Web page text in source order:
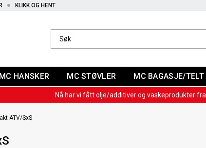
KLIKK OG HENT
MC HANSKER MC STØVLER MC BAGASJE/TELT
Nå har vi fått olje/additiver og vaskeprodukter fra
ATV/SxS